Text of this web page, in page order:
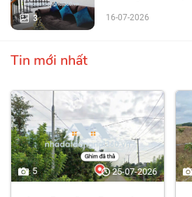
3 16-07-2026
Tin mới nhất
5 25-07-2026